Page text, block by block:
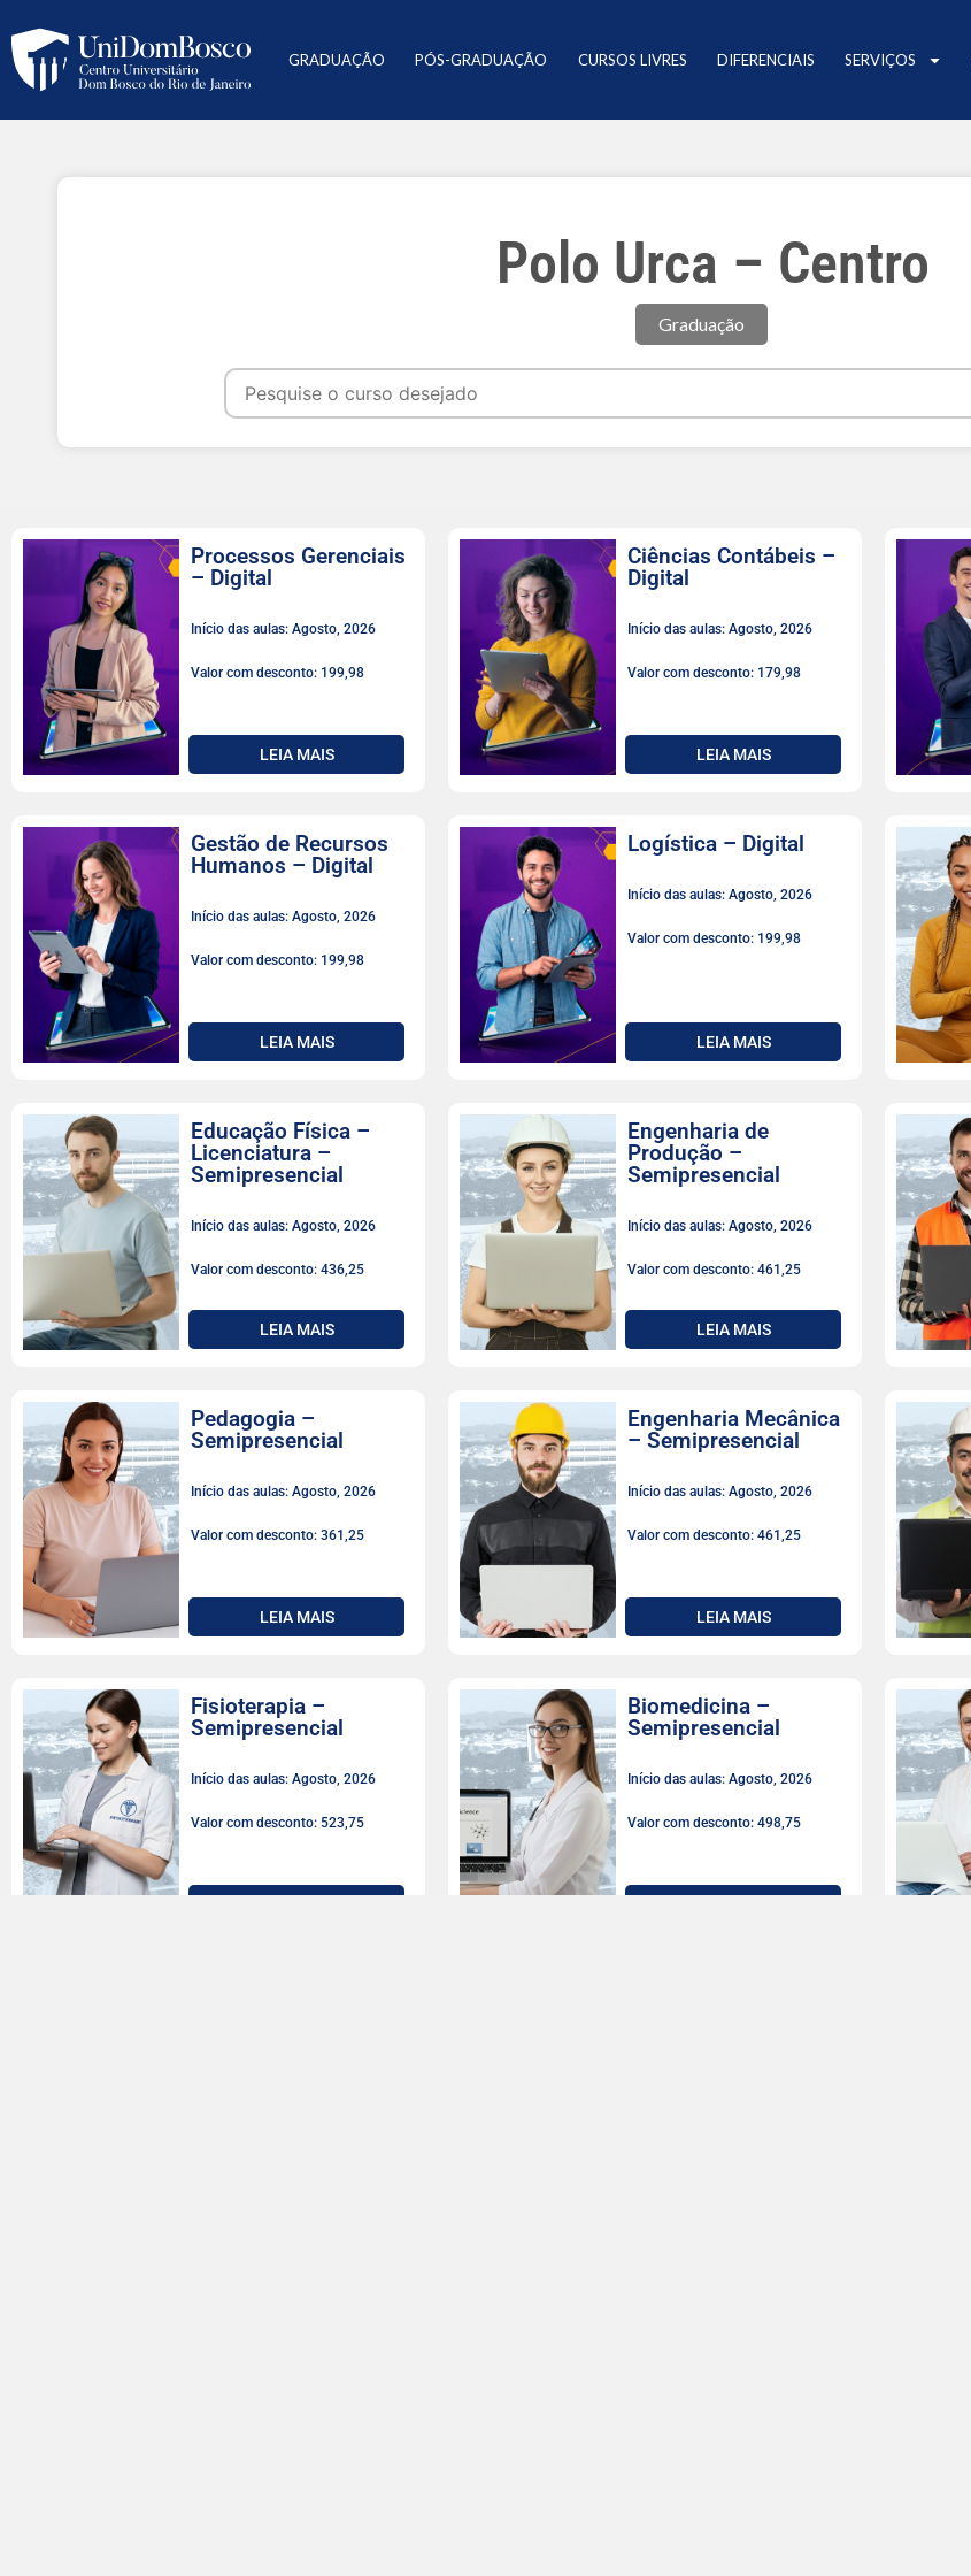
GRADUAÇÃO PÓS-GRADUAÇÃO CURSOS LIVRES DIFERENCIAIS SERVIÇOS
Polo Urca – Centro
Graduação
Processos Gerenciais
– Digital
Início das aulas: Agosto, 2026
Valor com desconto: 199,98
LEIA MAIS
Ciências Contábeis –
Digital
Início das aulas: Agosto, 2026
Valor com desconto: 179,98
LEIA MAIS
Gestão de Recursos
Humanos – Digital
Início das aulas: Agosto, 2026
Valor com desconto: 199,98
LEIA MAIS
Logística – Digital
Início das aulas: Agosto, 2026
Valor com desconto: 199,98
LEIA MAIS
Educação Física –
Licenciatura –
Semipresencial
Início das aulas: Agosto, 2026
Valor com desconto: 436,25
LEIA MAIS
Engenharia de
Produção –
Semipresencial
Início das aulas: Agosto, 2026
Valor com desconto: 461,25
LEIA MAIS
Pedagogia –
Semipresencial
Início das aulas: Agosto, 2026
Valor com desconto: 361,25
LEIA MAIS
Engenharia Mecânica
– Semipresencial
Início das aulas: Agosto, 2026
Valor com desconto: 461,25
LEIA MAIS
Fisioterapia –
Semipresencial
Início das aulas: Agosto, 2026
Valor com desconto: 523,75
Biomedicina –
Semipresencial
Início das aulas: Agosto, 2026
Valor com desconto: 498,75